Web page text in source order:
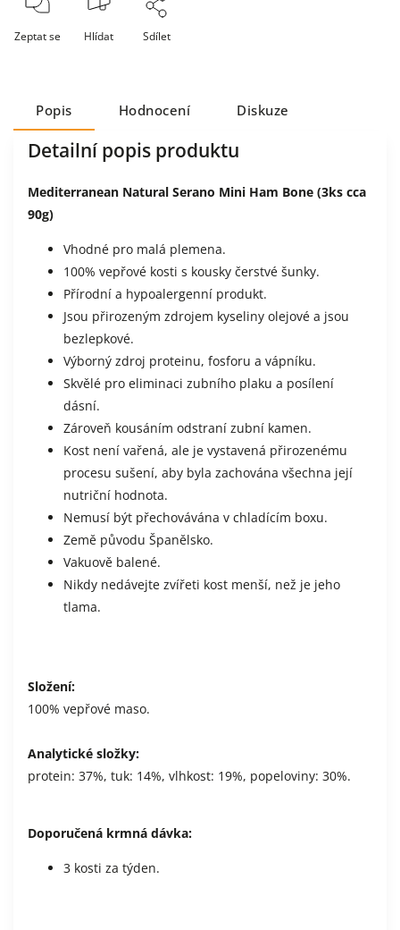
Zeptat se Hlídat Sdílet
Popis Hodnocení Diskuze
Detailní popis produktu
Mediterranean Natural Serano Mini Ham Bone (3ks cca
90g)
Vhodné pro malá plemena.
100% vepřové kosti s kousky čerstvé šunky.
Přírodní a hypoalergenní produkt.
Jsou přirozeným zdrojem kyseliny olejové a jsou
bezlepkové.
Výborný zdroj proteinu, fosforu a vápníku.
Skvělé pro eliminaci zubního plaku a posílení
dásní.
Zároveň kousáním odstraní zubní kamen.
Kost není vařená, ale je vystavená přirozenému
procesu sušení, aby byla zachována všechna její
nutriční hodnota.
Nemusí být přechovávána v chladícím boxu.
Země původu Španělsko.
Vakuově balené.
Nikdy nedávejte zvířeti kost menší, než je jeho
tlama.
Složení:
100% vepřové maso.
Analytické složky:
protein: 37%, tuk: 14%, vlhkost: 19%, popeloviny: 30%.
Doporučená krmná dávka:
3 kosti za týden.